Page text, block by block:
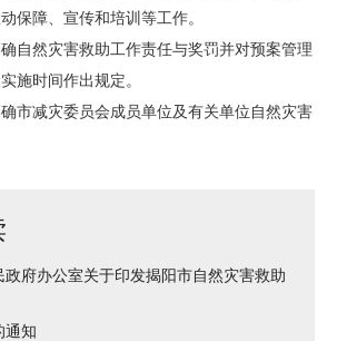
保障、宣传和培训等工作。
然灾害救助工作责任与奖罚并对预案管理
施时间作出规定。
减灾委员会成员单位及有关单位自然灾害
政府办公室关于印发揭阳市自然灾害救助
通知